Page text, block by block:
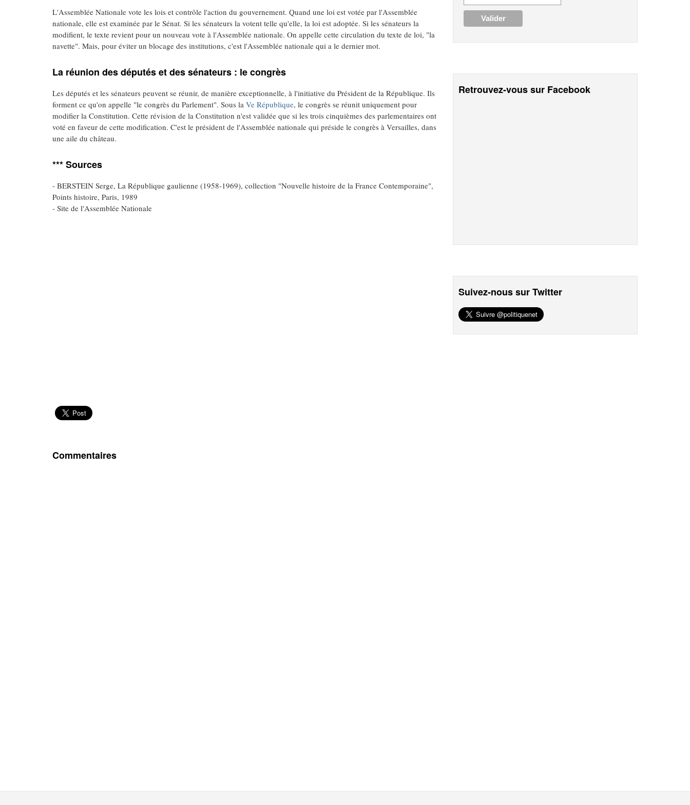
L'Assemblée Nationale vote les lois et contrôle l'action du gouvernement. Quand une loi est votée par l'Assemblée
nationale, elle est examinée par le Sénat. Si les sénateurs la votent telle qu'elle, la loi est adoptée. Si les sénateurs la
modifient, le texte revient pour un nouveau vote à l'Assemblée nationale. On appelle cette circulation du texte de loi, "la
navette". Mais, pour éviter un blocage des institutions, c'est l'Assemblée nationale qui a le dernier mot.
La réunion des députés et des sénateurs : le congrès
Les députés et les sénateurs peuvent se réunir, de manière exceptionnelle, à l'initiative du Président de la République. Ils
forment ce qu'on appelle "le congrès du Parlement". Sous la Ve République, le congrès se réunit uniquement pour
modifier la Constitution. Cette révision de la Constitution n'est validée que si les trois cinquièmes des parlementaires ont
voté en faveur de cette modification. C'est le président de l'Assemblée nationale qui préside le congrès à Versailles, dans
une aile du château.
*** Sources
- BERSTEIN Serge, La République gaulienne (1958-1969), collection "Nouvelle histoire de la France Contemporaine",
Points histoire, Paris, 1989
- Site de l'Assemblée Nationale
Commentaires
Retrouvez-vous sur Facebook
Suivez-nous sur Twitter